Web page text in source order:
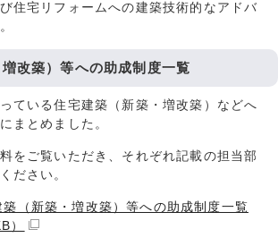
住宅リフォームへの建築技術的なアドバ
改築）等への助成制度一覧
ている住宅建築（新築・増改築）などへ
まとめました。
をご覧いただき、それぞれ記載の担当部
ださい。
（新築・増改築）等への助成制度一覧
）